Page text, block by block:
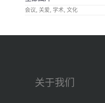
会议 关爱 学术 文化
关于我们